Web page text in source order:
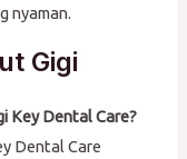
nyaman.
Gigi
Key Dental Care?
Dental Care